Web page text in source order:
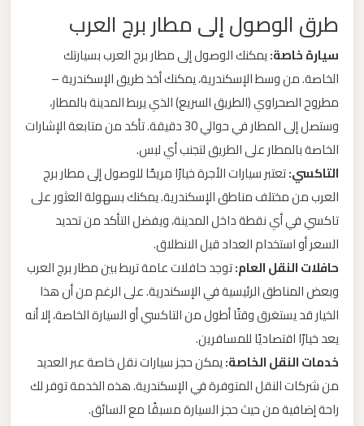
طرق الوصول إلى مطار برج العرب
سيارة خاصة:يمكنك الوصول إلى مطار برج العرب بسيارتك
الخاصة. من وسط الإسكندرية، يمكنك أخذ طريق الإسكندرية –
مطروح الصحراوي (الطريق السريع) الذي يربط المدينة بالمطار،
وستصل إلى المطار في حوالي 30 دقيقة. تأكد من متابعة الإشارات
الخاصة بالمطار على الطريق لتجنب أي لبس.
التاكسي:تعتبر سيارات الأجرة خيارًا مريحًا للوصول إلى مطار برج
العرب من مختلف مناطق الإسكندرية. يمكنك بسهولة العثور على
تاكسي في أي نقطة داخل المدينة، ويفضل التأكد من تحديد
السعر أو استخدام العداد قبل الانطلاق.
حافلات النقل العام:توجد حافلات عامة تربط بين مطار برج العرب
وبعض المناطق الرئيسية في الإسكندرية. على الرغم من أن هذا
الخيار قد يستغرق وقتًا أطول من التاكسي أو السيارة الخاصة، إلا أنه
يعد خيارًا اقتصاديًا للمسافرين.
خدمات النقل الخاصة:يمكن حجز سيارات نقل خاصة عبر العديد
من شركات النقل المتوفرة في الإسكندرية. هذه الخدمة توفر لك
راحة إضافية من حيث حجز السيارة مسبقًا مع السائق.
ليموزين
مطار
العرب
الساحل
الشمالي
ليموزين
مطار
العرب
القاهرة
ليموزين